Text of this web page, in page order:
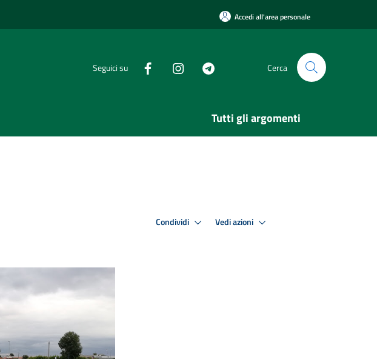
Accedi all'area personale
Seguici su Cerca
Tutti gli argomenti
Condividi Vedi azioni